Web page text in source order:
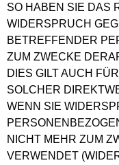
SO HABEN SIE DAS
WIDERSPRUCH
BETREFFENDER
ZUM ZWECKE
DIES GILT AUCH
SOLCHER
WENN SIE
NICHT MEHR ZUM
VERWENDET